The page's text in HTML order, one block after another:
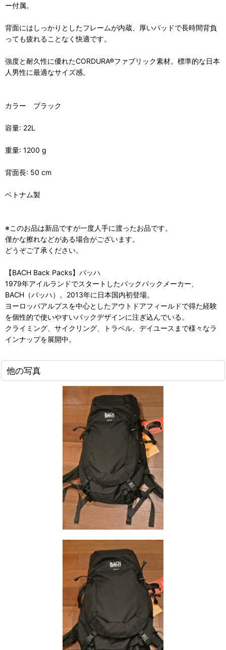
ー付属。
背面にはしっかりとしたフレームが内蔵、厚いパッドで長時間背負
っても疲れることなく快適です。
強度と耐久性に優れたCORDURA®ファブリック素材。標準的な日本
人男性に最適なサイズ感。
カラー ブラック
容量: 22L
重量: 1200 g
背面長: 50 cm
ベトナム製
※このお品は新品ですが一度人手に渡ったお品です。
僅かな擦れなどがある場合がございます。
どうぞご了承ください。
【BACH Back Packs】バッハ
1979年アイルランドでスタートしたバックパックメーカー、
BACH（バッハ）。2013年に日本国内初登場。
ヨーロッパアルプスを中心としたアウトドアフィールドで得た経験
を個性的で使いやすいバックデザインに注ぎ込んでいる。
クライミング、サイクリング、トラベル、デイユースまで様々なラ
インナップを展開中。
他の写真